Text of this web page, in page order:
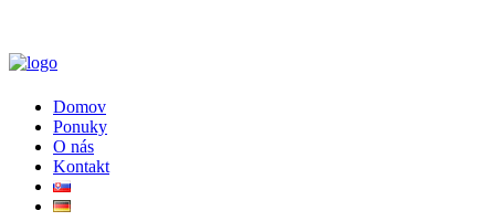
Domov
Ponuky
O nás
Kontakt